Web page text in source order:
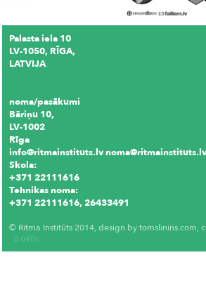
Palasta iela 10
LV-1050, RĪGA,
LATVIJA
noma/pasākumi
Bāriņu 10,
LV-1002
Rīga
info@ritmainstituts.lv noma@ritmainstituts.lv
Skola:
+371 22111616
Tehnikas noma:
+371 22111616, 26433491
© Ritma Institūts 2014, design bytomslinins.com,
0.040s